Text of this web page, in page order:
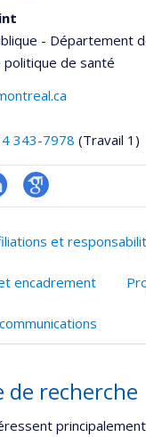
- Département
politique de santé
343-7978 (Travail 1)
Google
et
encadrement
de recherche